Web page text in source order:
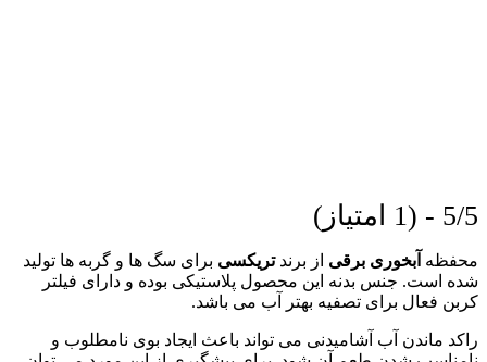
5/5 - (1 امتیاز)
محفظه آبخوری برقی از برندتریکسی برای سگ ها و گربه ها تولید
شده است. جنس بدنه این محصول پلاستیکی بوده و دارای فیلتر
کربن فعال برای تصفیه بهتر آب می باشد.
راکد ماندن آب آشامیدنی می تواند باعث ایجاد بوی نامطلوب و